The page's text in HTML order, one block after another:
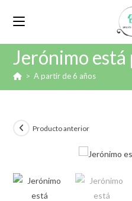
Jerónimo
> A partir de 6 años
Producto anterior